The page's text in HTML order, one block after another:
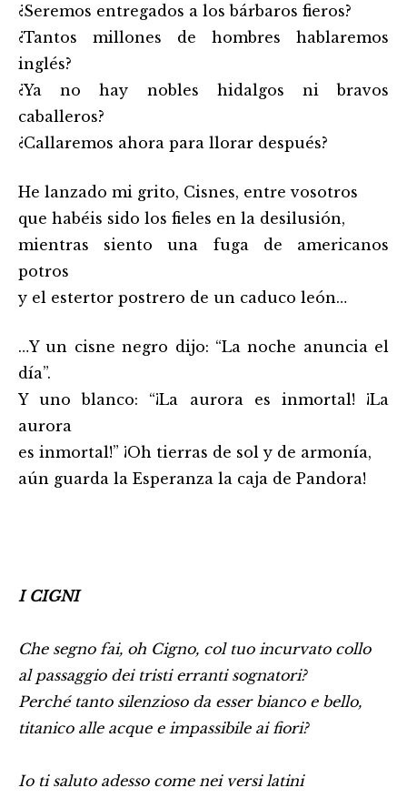
¿Seremos entregados a los bárbaros fieros?
¿Tantos millones de hombres hablaremos
inglés?
¿Ya no hay nobles hidalgos ni bravos
caballeros?
¿Callaremos ahora para llorar después?
He lanzado mi grito, Cisnes, entre vosotros
que habéis sido los fieles en la desilusión,
mientras siento una fuga de americanos
potros
y el estertor postrero de un caduco león…
…Y un cisne negro dijo: “La noche anuncia el
día”.
Y uno blanco: “¡La aurora es inmortal! ¡La
aurora
es inmortal!” ¡Oh tierras de sol y de armonía,
aún guarda la Esperanza la caja de Pandora!
I CIGNI
Che segno fai, oh Cigno, col tuo incurvato collo
al passaggio dei tristi erranti sognatori?
Perché tanto silenzioso da esser bianco e bello,
titanico alle acque e impassibile ai fiori?
Io ti saluto adesso come nei versi latini